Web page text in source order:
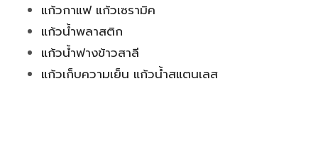
แก้วกาแฟ แก้วเซรามิค
แก้วน้ำพลาสติก
แก้วน้ำฟางข้าวสาลี
แก้วเก็บความเย็น แก้วน้ำสแตนเลส